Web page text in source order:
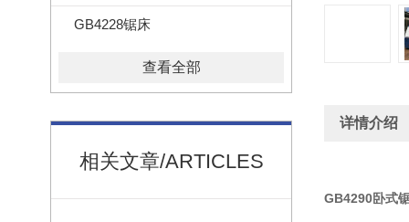
GB4228锯床
查看全部
相关文章/ARTICLES
详情介绍
GB4290卧式